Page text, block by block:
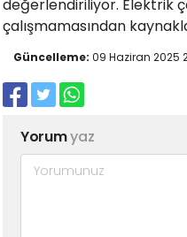
değerlendiriliyor. Elektrik
çalışmamasından
Güncelleme: 09 Haziran 2025
Yorumyaz